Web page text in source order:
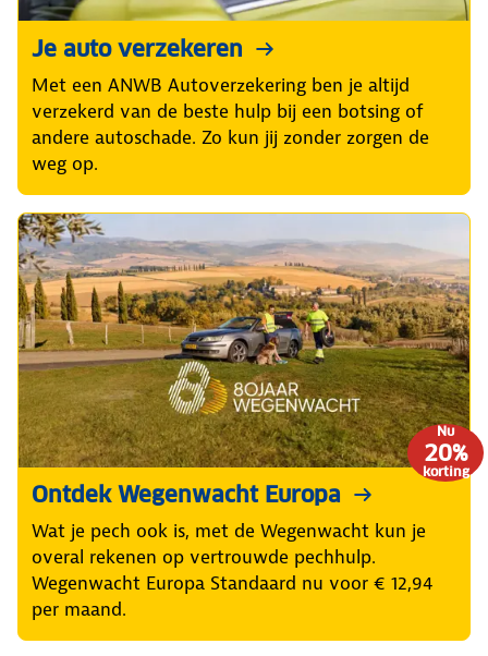
Je auto verzekeren
Met een ANWB Autoverzekering ben je altijd
verzekerd van de beste hulp bij een botsing of
andere autoschade. Zo kun jij zonder zorgen de
weg op.
Nu
20%
korting
Ontdek Wegenwacht Europa
Wat je pech ook is, met de Wegenwacht kun je
overal rekenen op vertrouwde pechhulp.
Wegenwacht Europa Standaard nu voor € 12,94
per maand.